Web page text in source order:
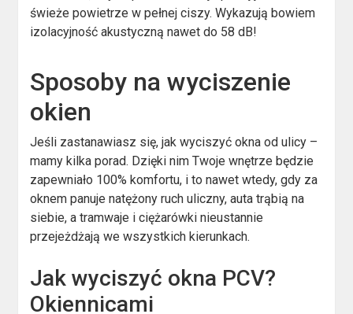
świeże powietrze w pełnej ciszy. Wykazują bowiem
izolacyjność akustyczną nawet do 58 dB!
Sposoby na wyciszenie
okien
Jeśli zastanawiasz się, jak wyciszyć okna od ulicy –
mamy kilka porad. Dzięki nim Twoje wnętrze będzie
zapewniało 100% komfortu, i to nawet wtedy, gdy za
oknem panuje natężony ruch uliczny, auta trąbią na
siebie, a tramwaje i ciężarówki nieustannie
przejeżdżają we wszystkich kierunkach.
Jak wyciszyć okna PCV?
Okiennicami